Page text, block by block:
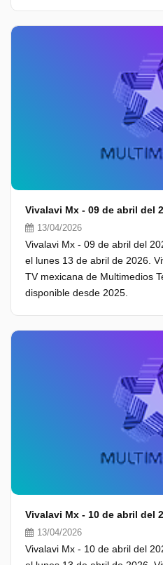
Vivalavi Mx - 09 de abril del
13/04/2026
Vivalavi Mx - 09 de abril del
el lunes 13 de abril de 2026.
TV mexicana de Multimedios
disponible desde 2025.
Vivalavi Mx - 10 de abril del
13/04/2026
Vivalavi Mx - 10 de abril del